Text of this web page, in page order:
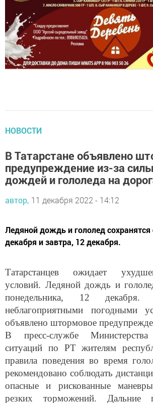
НОВОСТИ
В Татарстане объявлено
предупреждение из-за
дождей и гололеда на
автор, 11 декабря 2022 - 14:12
Ледяной дождь и гололед сохранятся
декабря и завтра, 12 декабря.
Татарстанцев ожидает
условий. Ледяной дождь и
понедельника, 12
неблагоприятными погодными
объявлено штормовое
В пресс-службе Министерства
ситуаций по РТ жителям
правила поведения во время
рекомендовано соблюдать
опасные и рискованные
резких торможений. Дальние